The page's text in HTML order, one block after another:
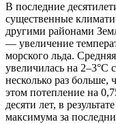
В последние
существенные
другими районами
— увеличение
морского льда.
увеличилась на 2–3°С
несколько раз
этом потепление на
десяти лет, в
максимума за